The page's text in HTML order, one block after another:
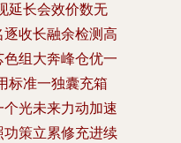
延长会效价数无
收长融余检测高
组大奔峰仓优一
标准一独囊充箱
光未来力动加速
策立累修充进续